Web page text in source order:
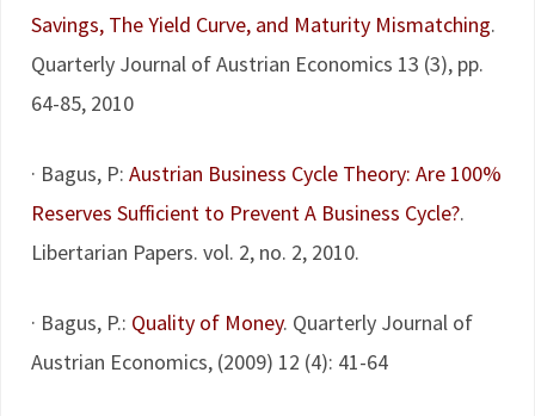
Savings, The Yield Curve, and Maturity Mismatching.
Quarterly Journal of Austrian Economics 13 (3), pp.
64-85, 2010
· Bagus, P: Austrian Business Cycle Theory: Are 100%
Reserves Sufficient to Prevent A Business Cycle?.
Libertarian Papers. vol. 2, no. 2, 2010.
· Bagus, P.: Quality of Money. Quarterly Journal of
Austrian Economics, (2009) 12 (4): 41-64